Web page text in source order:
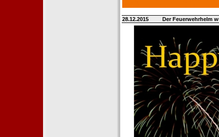
28.12.2015 Der Feuerwehrhelm